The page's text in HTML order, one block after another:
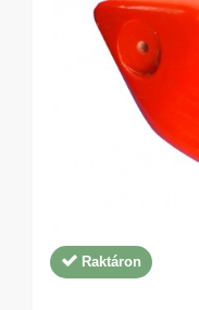
Raktáron